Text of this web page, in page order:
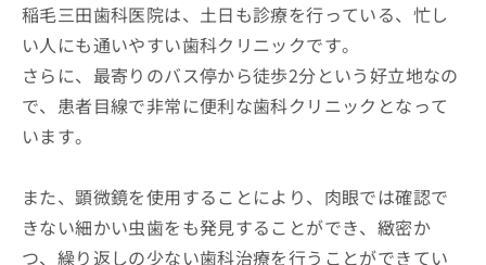
稲毛三田歯科医院は、土日も診療を行っている、忙し
い人にも通いやすい歯科クリニックです。
さらに、最寄りのバス停から徒歩2分という好立地なの
で、患者目線で非常に便利な歯科クリニックとなって
います。
また、顕微鏡を使用することにより、肉眼では確認で
きない細かい虫歯をも発見することができ、緻密か
つ、繰り返しの少ない歯科治療を行うことができてい